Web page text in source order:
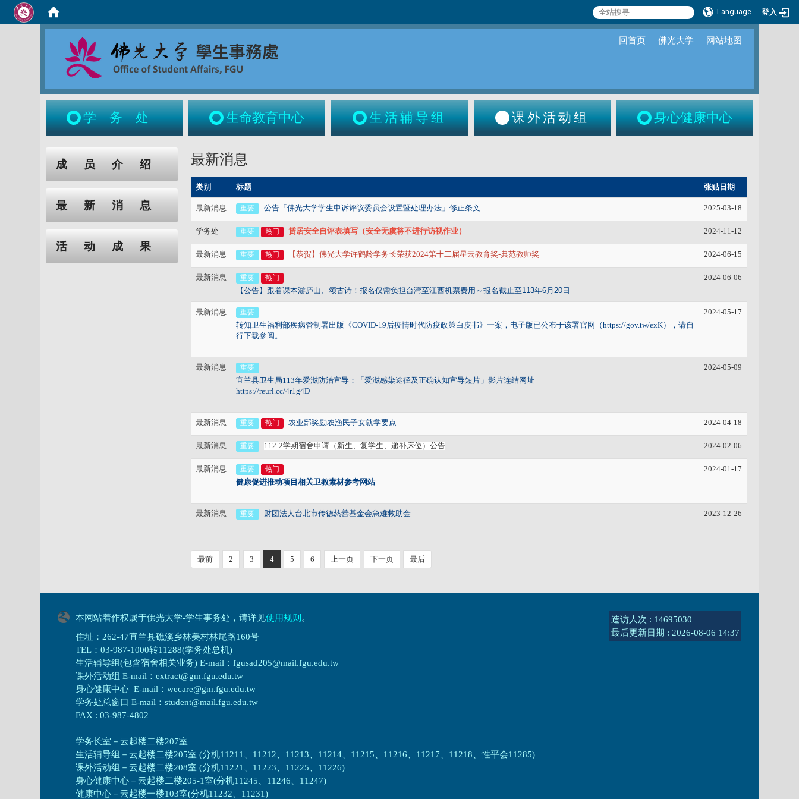
Language 登入
回首页 ｜ 佛光大学 ｜ 网站地图
学务处 生命教育中心 生活辅导组 课外活动组 身心健康中心
成员介绍
最新消息
活动成果
最新消息
类别 标题 张贴日期
最新消息 重要 公告「佛光大学学生申诉评议委员会设置暨处理办法」修正条文 2025-03-18
学务处 重要 热门 赁居安全自评表填写（安全无虞将不进行访视作业） 2024-11-12
最新消息 重要 热门 【恭贺】 佛光大学许鹤龄学务长荣获2024第十二届星云教育奖-典范教师奖 2024-06-15
最新消息 重要 热门
【公告】跟着课本游庐山、颂古诗！报名仅需负担台湾至江西机票费用～报名截止至113年6月20日
2024-06-06
最新消息 重要
转知卫生福利部疾病管制署出版《COVID-19后疫情时代防疫政策白皮书》一案，电子版已公布于该署官网（https://gov.tw/exK），请自
行下载参阅。
2024-05-17
最新消息 重要
宜兰县卫生局113年爱滋防治宣导：「爱滋感染途径及正确认知宣导短片」影片连结网址
https://reurl.cc/4r1g4D
2024-05-09
最新消息 重要 热门 农业部奖励农渔民子女就学要点 2024-04-18
最新消息 重要 112-2学期宿舍申请（新生、复学生、递补床位）公告 2024-02-06
最新消息 重要 热门
健康促进推动项目相关卫教素材参考网站
2024-01-17
最新消息 重要 财团法人台北市传德慈善基金会急难救助金 2023-12-26
最前 2 3 4 5 6 上一页 下一页 最后
本网站着作权属于佛光大学-学生事务处，请详见使用规则 。
住址：262-47宜兰县礁溪乡林美村林尾路160号
TEL：03-987-1000转11288(学务处总机)
生活辅导组(包含宿舍相关业务) E-mail：fgusad205@mail.fgu.edu.tw
课外活动组 E-mail：extract@gm.fgu.edu.tw
身心健康中心 E-mail：wecare@gm.fgu.edu.tw
学务处总窗口 E-mail：student@mail.fgu.edu.tw
FAX : 03-987-4802
学务长室－云起楼二楼207室
生活辅导组 － 云起楼二楼205室 (分机11211、11212、11213、11214、11215、11216、11217、11218、性平会11285)
课外活动组 － 云起楼二楼208室 (分机11221、11223、11225、11226)
身心健康中心 － 云起楼二楼205-1室(分机11245、11246、11247)
健康中心－ 云起楼一楼103室(分机11232、11231)
造访人次 : 14695030
最后更新日期 : 2026-08-06 14:37